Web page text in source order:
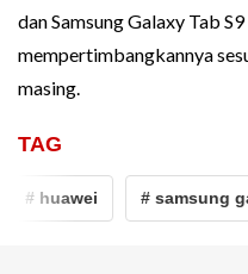
dan Samsung Galaxy Tab
mempertimbangkannya
masing.
TAG
# huawei # samsung